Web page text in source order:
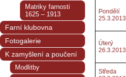
Pondělí
25.3.2013
Úterý
26.3.2013
Středa
Matriky farnosti
1625 – 1913
Farní klubovna
Fotogalerie
K zamyšlení a poučení
Modlitby